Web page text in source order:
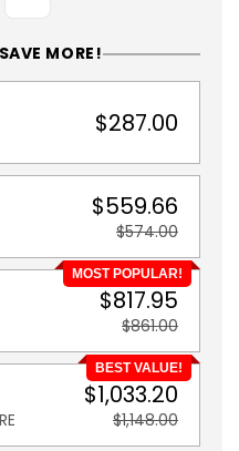
BVariant
eller
utilgængelig
MORE!
$287.00
$559.66
$574.00
MOST POPULAR!
$817.95
$861.00
BEST VALUE!
$1,033.20
$1,148.00